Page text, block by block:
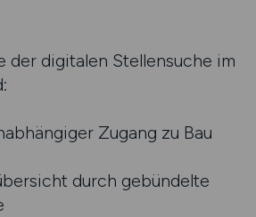
der digitalen Stellensuche im
Zugang zu Bau
durch gebündelte